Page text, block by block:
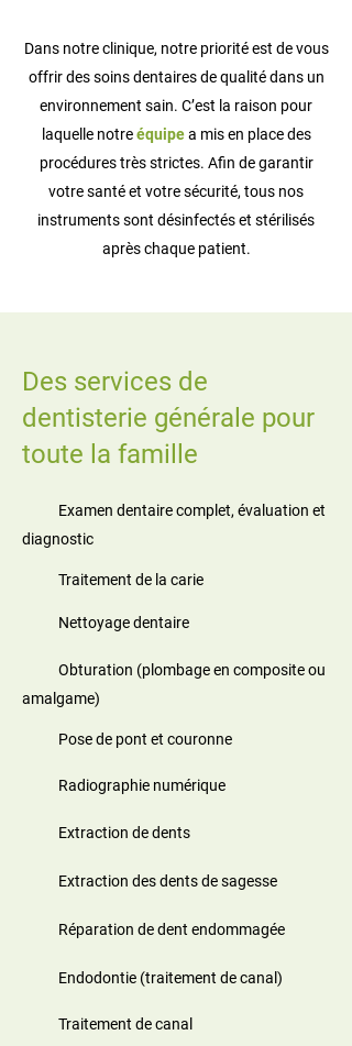
Dans notre clinique, notre priorité est de vous
offrir des soins dentaires de qualité dans un
environnement sain. C’est la raison pour
laquelle notreéquipea mis en place des
procédures très strictes. Afin de garantir
votre santé et votre sécurité, tous nos
instruments sont désinfectés et stérilisés
après chaque patient.
Des services de
dentisterie générale pour
toute la famille
Examen dentaire complet, évaluation et
diagnostic
Traitement de la carie
Nettoyage dentaire
Obturation (plombage en composite ou
amalgame)
Pose de pont et couronne
Extraction de dents
Radiographie numérique
Extraction des dents de sagesse
Réparation de dent endommagée
Traitement de canal
Endodontie (traitement de canal)